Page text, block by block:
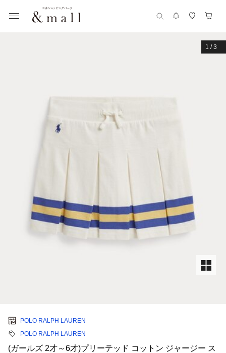
1 /3
POLO RALPH LAUREN
POLO RALPH LAUREN
(ガールズ 2才～6才)プリーテッド コットン ジャージー ス